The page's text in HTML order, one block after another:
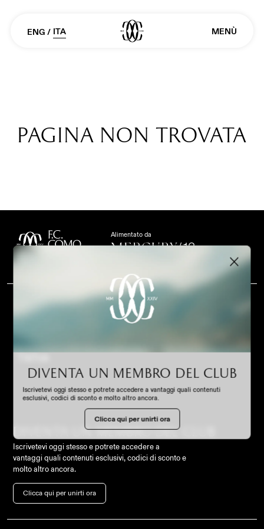
ENG / ITA MENÙ
I NOSTRI PARTNER
CHI SIAMO
NOTIZIE
STADIUM EXPERIENCE
SHOP
LAVORA CON NOI
Contatto
Pagina non trovata
Alimentato da
Seguiteci
Instagram
TikTok
Diventa un membro del club
Iscrivetevi oggi stesso e potrete accedere a
vantaggi quali contenuti esclusivi, codici di sconto e
molto altro ancora.
Clicca qui per unirti ora
Diventa un membro del club
Iscrivetevi oggi stesso e potrete accedere a vantaggi quali contenuti
esclusivi, codici di sconto e molto altro ancora.
Clicca qui per unirti ora